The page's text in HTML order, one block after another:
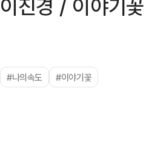
이진경 / 이야기꽃
#나의속도 #이야기꽃